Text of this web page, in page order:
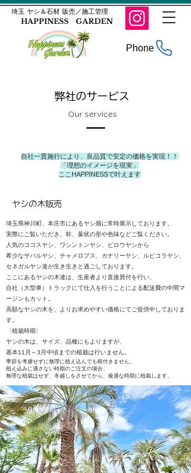
​埼玉 ヤシ＆石材 販売／施工管理
HAPPINESS GARDEN
Phone
弊社のサービス
Our services
自社一貫施行により、良品質で安定の価格を実現！！
​「理想のイメージを現実」
​ここHAPPINESSで叶えます
ヤシの木販売
埼玉県神川町、本庄市にあるヤシ畑に常時展示しております。
実際にご覧いただき、幹、葉状の形や色味などご覧ください。
人気のココスヤシ、ワシントンヤシ、ビロウヤシから
希少なサバルヤシ、チャメロプス、カナリーヤシ、ルピコラヤシ、
セネガルヤシ達が生き生きと過ごしております。
ここにあるヤシの木達は、生産者より直接買付を行い、
自社（大型車）トラックにて仕入を行うことによる配送費の中間マ
ージンもカット。
​高額なヤシの木を、よりお求めやすい価格にてご提供中しておりま
す。
〈植栽時期〉
ヤシの木は、サイズ、品種にもよりますが、
基本11月～3月中頃までの植栽は行いません。
季節を考慮せずに無理に植え込んでも根付きません。
植え込みに適さない時期のご注文の場合、
無理な植栽はせず、冬越しをさせてから、最適な時期に植栽します。